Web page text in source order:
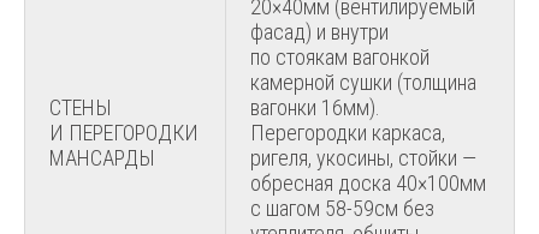
СТЕНЫ
И ПЕРЕГОРОДКИ
МАНСАРДЫ
20×40мм (вентилируемый
фасад) и внутри
по стоякам вагонкой
камерной сушки (толщина
вагонки 16мм).
Перегородки каркаса,
ригеля, укосины, стойки —
обресная доска 40×100мм
с шагом 58-59см без